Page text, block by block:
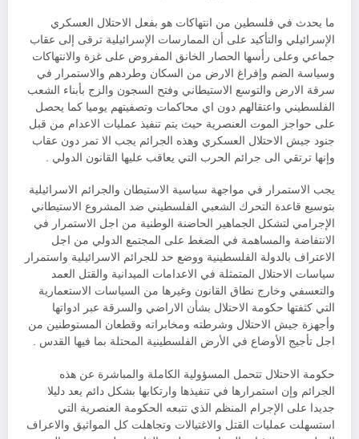
ما يحدث في فلسطين من انتهاكات هو بفعل الاحتلال العسكري
الإسرائيلي والتأكيد على أن الممارسات الإسرائيلية ترقى إلى عقاب
جماعي وعلى رأسها الحصار الخانق المفروض على غزة والانتهاكات
وسياسة الضم وإفراغ الارض من السكان وطردهم والاستمرار في
سرقة الارض والتوسع الاستيطاني وفتح السجون والزج بأبناء الشعب
الفلسطيني واعتقالهم دون اي محاكمات وتصفيتهم يوميا كما يحصل
على حواجز الموت العنصرية حيث يتم تنفيذ عمليات الاعدام من قبل
جنود جيش الاحتلال العسكري وهذه الجرائم يجب الا تمر دون عقاب
وإنها ترتقي الى جرائم الحرب التي يعاقب عليها القانون الدولي .
يجب الاستمرار في مواجهة سياسية الاستيطان والجرائم الاسرائيلية
بتوسيع قاعدة التحرك الشعبي الفلسطيني ضد المشروع الاستيطاني
الإجرامي لتشكل الجماهير الحاضنة الوطنية من اجل الاستمرار في
الانتفاضة والمساهمة في الضغط على المجتمع الدولي من اجل
الاعتراف بالدولة الفلسطينية ووضع حد للجرائم الاسرائيلية واستمرار
سياسات الاحتلال المتمثلة في الاعدامات الميدانية والقتل العمد
والتعسفي وخارج نطاق القانون وغيرها من السياسات الاستعمارية
التي كثفتها حكومة الاحتلال بشأن الاراضي والسرقة عبر ادواتها
وأجهزة جيش الاحتلال وشرطته ومخابراته وقطعان المستوطنين من
اجل تأجيج الأوضاع في الأرض الفلسطينية المحتلة بما فيها القدس .
حكومة الاحتلال تتحمل المسؤولية الكاملة والمباشرة عن هذه
الجرائم وإن استمرارها في تنفيذها وارتكابها بشكل دائم يعد دليلا
جديدا على الإجرام المنظم الذي تتبعه الحكومة العنصرية التي
استسهلت عمليات القتل والاغتيالات وتجاهلت كل المواثيق والاعراف